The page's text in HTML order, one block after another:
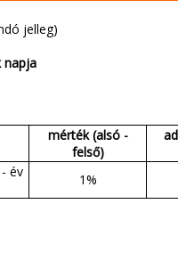
jelleg)
napja
mérték (alsó -
felső)
év
1%